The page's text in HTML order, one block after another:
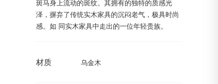
斑马身上流动的斑纹。其拥有的独特的质感光
泽，摒弃了传统实木家具的沉闷老气，极具时尚
感。如 同实木家具中走出的一位年轻贵族。
材质 乌金木